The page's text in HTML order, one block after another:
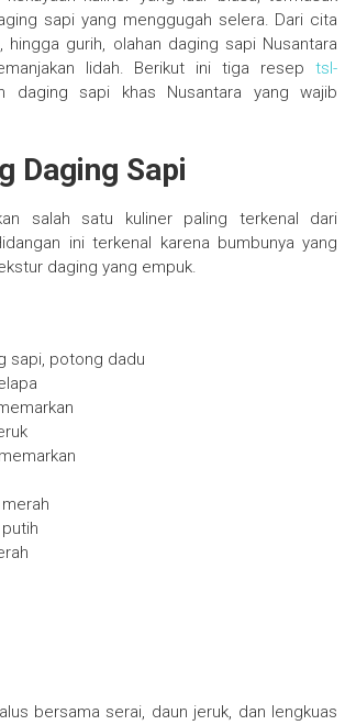
sapi yang menggugah selera. Dari cita
hingga gurih, olahan daging sapi Nusantara
lidah. Berikut ini tiga reseptsl-
daging sapi khas Nusantara yang wajib
Daging Sapi
salah satu kuliner paling terkenal dari
ini terkenal karena bumbunya yang
daging yang empuk.
sapi, potong dadu
bersama serai, daun jeruk, dan lengkuas